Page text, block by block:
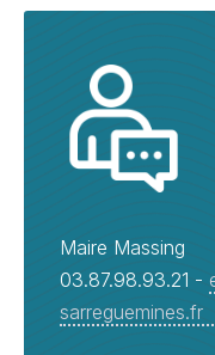
Maire Massing
03.87.98.93.21 -
sarreguemines.fr